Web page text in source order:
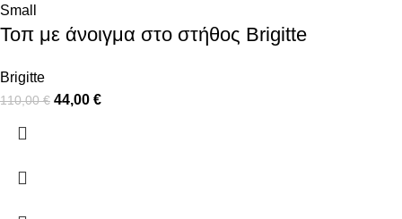
Small
Τοπ με άνοιγμα στο στήθος Brigitte
Brigitte
110,00€ 44,00 €